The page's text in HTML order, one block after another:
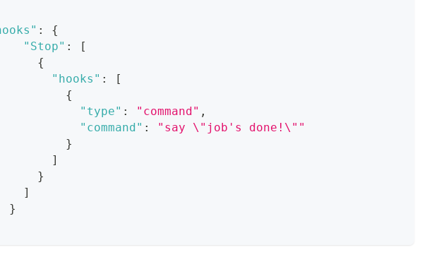
:
{
"Stop" :
[
{
"hooks" :
[
{
"type" : "command" ,
"command" :
"say \"job's done!\""
}
]
}
]
}